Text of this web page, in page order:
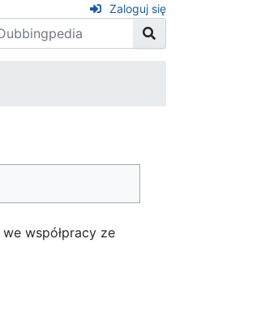
Zaloguj się
współpracy ze